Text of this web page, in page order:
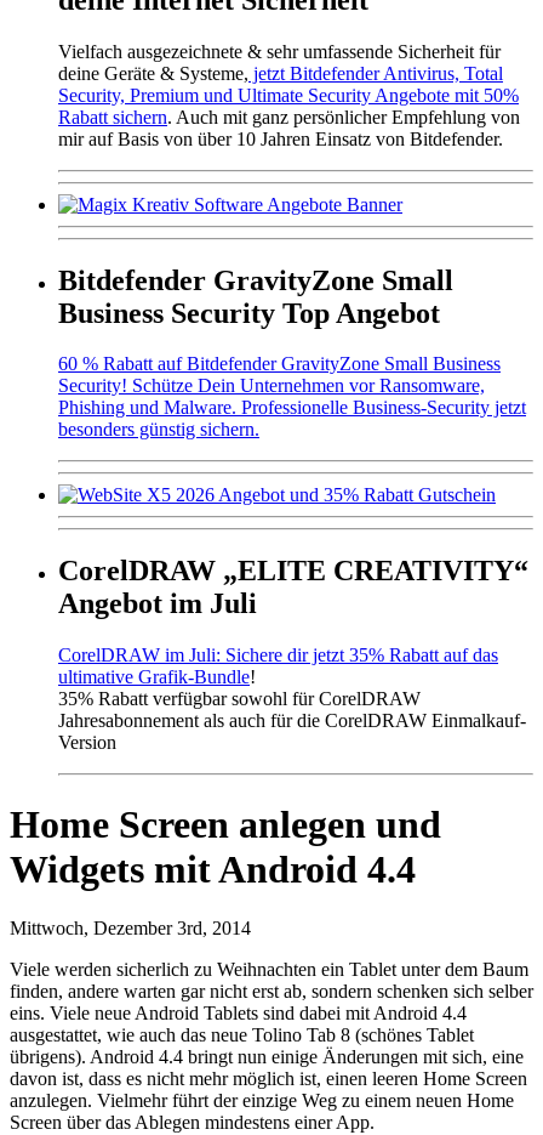
Vielfach ausgezeichnete & sehr umfassende Sicherheit für
deine Geräte & Systeme, jetzt Bitdefender Antivirus, Total
Security, Premium und Ultimate Security Angebote mit 50%
Rabatt sichern. Auch mit ganz persönlicher Empfehlung von
mir auf Basis von über 10 Jahren Einsatz von Bitdefender.
Bitdefender GravityZone Small
Business Security Top Angebot
60 % Rabatt auf Bitdefender GravityZone Small Business
Security! Schütze Dein Unternehmen vor Ransomware,
Phishing und Malware. Professionelle Business-Security jetzt
besonders günstig sichern.
CorelDRAW „ELITE CREATIVITY“
Angebot im Juli
CorelDRAW im Juli: Sichere dir jetzt 35% Rabatt auf das
ultimative Grafik-Bundle!
35% Rabatt verfügbar sowohl für CorelDRAW
Jahresabonnement als auch für die CorelDRAW Einmalkauf-
Version
Home Screen anlegen und
Widgets mit Android 4.4
Mittwoch, Dezember 3rd, 2014
Viele werden sicherlich zu Weihnachten ein Tablet unter dem Baum
finden, andere warten gar nicht erst ab, sondern schenken sich selber
eins. Viele neue Android Tablets sind dabei mit Android 4.4
ausgestattet, wie auch das neue Tolino Tab 8 (schönes Tablet
übrigens). Android 4.4 bringt nun einige Änderungen mit sich, eine
davon ist, dass es nicht mehr möglich ist, einen leeren Home Screen
anzulegen. Vielmehr führt der einzige Weg zu einem neuen Home
Screen über das Ablegen mindestens einer App.